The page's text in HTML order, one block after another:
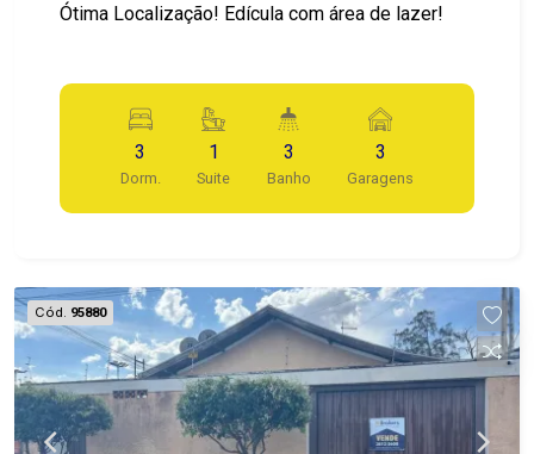
Ótima Localização! Edícula com área de lazer!
3
Dorm.
1
Suite
3
Banho
3
Garagens
Cód. 95880